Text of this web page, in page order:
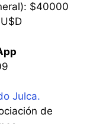
$40000
Julca.
de